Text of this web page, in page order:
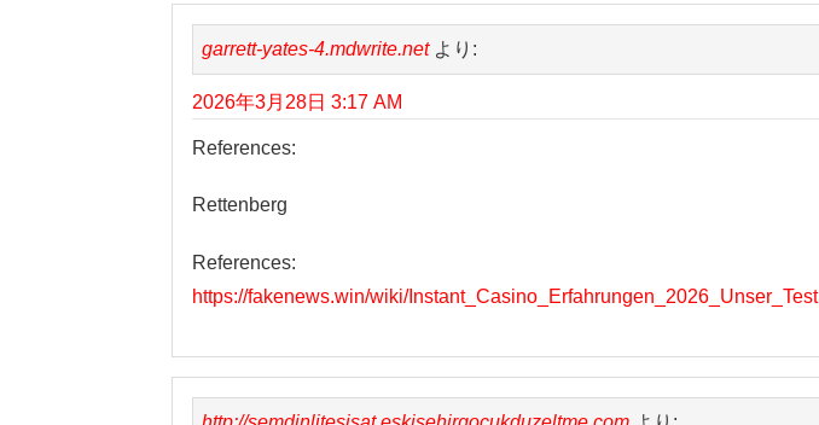
garrett-yates-4.mdwrite.net より:
2026年3月28日 3:17 AM
References:
Rettenberg
References:
https://fakenews.win/wiki/Instant_Casino_Erfahrungen_2026_Unser_Test